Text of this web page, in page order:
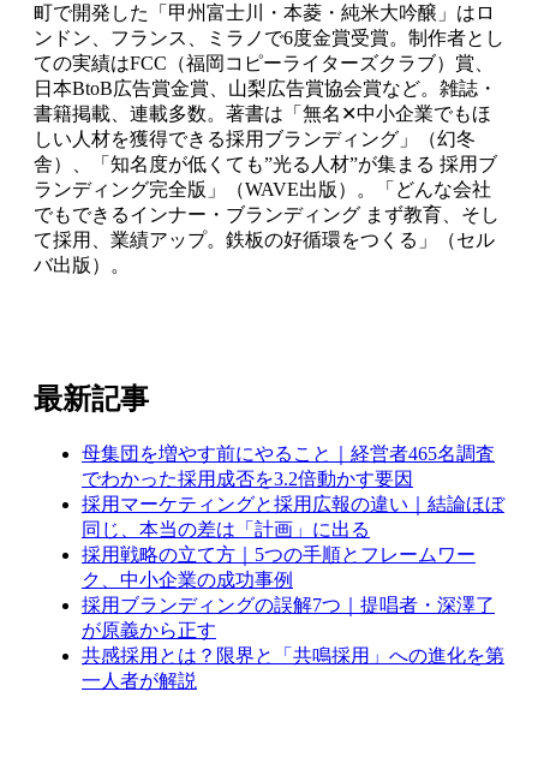
町で開発した「甲州富士川・本菱・純米大吟醸」はロ
ンドン、フランス、ミラノで6度金賞受賞。制作者とし
ての実績はFCC（福岡コピーライターズクラブ）賞、
日本BtoB広告賞金賞、山梨広告賞協会賞など。雑誌・
書籍掲載、連載多数。著書は「無名✕中小企業でもほ
しい人材を獲得できる採用ブランディング」（幻冬
舎）、「知名度が低くても”光る人材”が集まる 採用ブ
ランディング完全版」（WAVE出版）。「どんな会社
でもできるインナー・ブランディング まず教育、そし
て採用、業績アップ。鉄板の好循環をつくる」（セル
バ出版）。
最新記事
母集団を増やす前にやること｜経営者465名調査
でわかった採用成否を3.2倍動かす要因
採用マーケティングと採用広報の違い｜結論ほぼ
同じ、本当の差は「計画」に出る
採用戦略の立て方｜5つの手順とフレームワー
ク、中小企業の成功事例
採用ブランディングの誤解7つ｜提唱者・深澤了
が原義から正す
共感採用とは？限界と「共鳴採用」への進化を第
一人者が解説